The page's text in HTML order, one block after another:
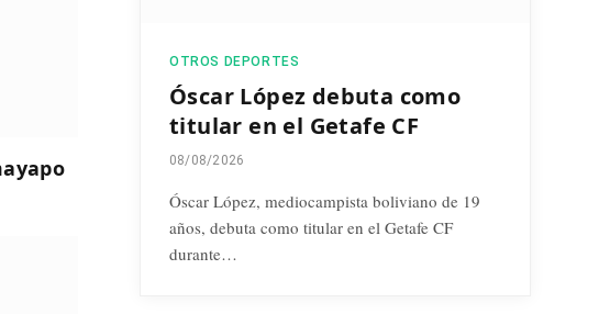
OTROS DEPORTES
Óscar López debuta como
titular en el Getafe CF
08/08/2026
Óscar López, mediocampista boliviano de 19
años, debuta como titular en el Getafe CF
durante…